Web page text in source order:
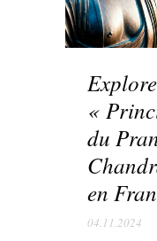
«
du
en
04.11.2024